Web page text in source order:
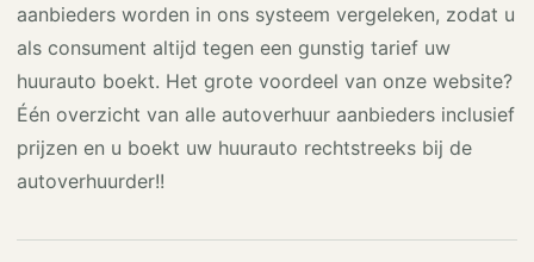
aanbieders worden in ons systeem vergeleken, zodat u
als consument altijd tegen een gunstig tarief uw
huurauto boekt. Het grote voordeel van onze website?
Één overzicht van alle autoverhuur aanbieders inclusief
prijzen en u boekt uw huurauto rechtstreeks bij de
autoverhuurder!!